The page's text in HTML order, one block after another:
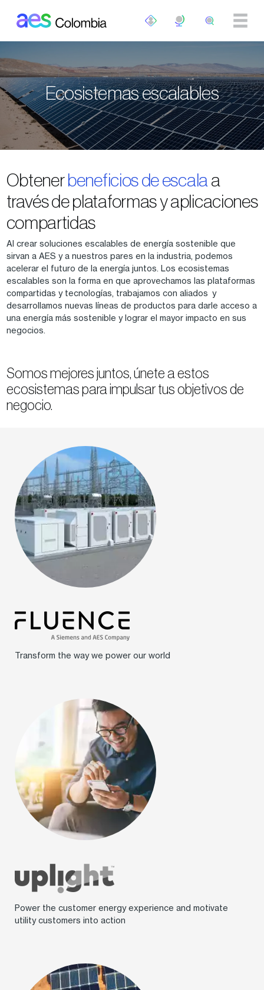
Ecosistemas escalables
Obtenerbeneficios de escalaa
través de plataformas y aplicaciones
compartidas
Al crear soluciones escalables de energía sostenible que
sirvan a AES y a nuestros pares en la industria, podemos
acelerar el futuro de la energía juntos. Los ecosistemas
escalables son la forma en que aprovechamos las plataformas
compartidas y tecnologías, trabajamos con aliados y
desarrollamos nuevas líneas de productos para darle acceso a
una energía más sostenible y lograr el mayor impacto en sus
negocios.
Somos mejores juntos, únete a estos
ecosistemas para impulsar tus objetivos de
negocio.
Transform the way we power our world
Power the customer energy experience and motivate
utility customers into action